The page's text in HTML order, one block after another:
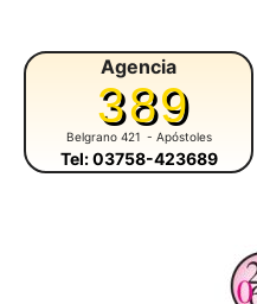
Agencia
389
Belgrano 421 - Apóstoles
Tel: 03758-423689